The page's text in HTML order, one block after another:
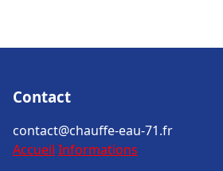
Contact
contact@chauffe-eau-71.fr
Accueil Informations